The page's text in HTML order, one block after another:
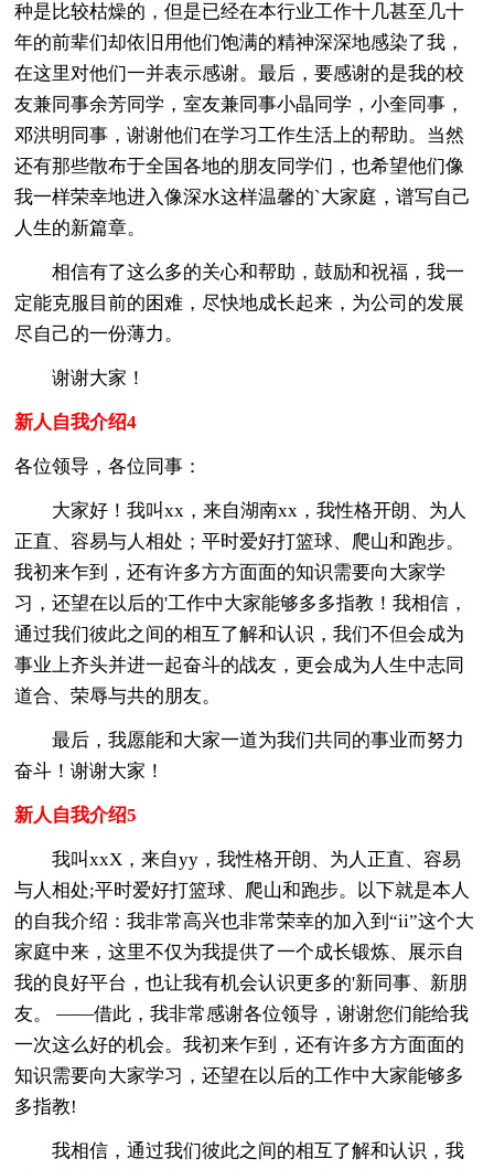
种是比较枯燥的，但是已经在本行业工作十几甚至几十
年的前辈们却依旧用他们饱满的精神深深地感染了我，
在这里对他们一并表示感谢。最后，要感谢的是我的校
友兼同事余芳同学，室友兼同事小晶同学，小奎同事，
邓洪明同事，谢谢他们在学习工作生活上的帮助。当然
还有那些散布于全国各地的朋友同学们，也希望他们像
我一样荣幸地进入像深水这样温馨的`大家庭，谱写自己
人生的新篇章。
相信有了这么多的关心和帮助，鼓励和祝福，我一
定能克服目前的困难，尽快地成长起来，为公司的发展
尽自己的一份薄力。
谢谢大家！
新人自我介绍4
各位领导，各位同事：
大家好！我叫xx，来自湖南xx，我性格开朗、为人
正直、容易与人相处；平时爱好打篮球、爬山和跑步。
我初来乍到，还有许多方方面面的知识需要向大家学
习，还望在以后的'工作中大家能够多多指教！我相信，
通过我们彼此之间的相互了解和认识，我们不但会成为
事业上齐头并进一起奋斗的战友，更会成为人生中志同
道合、荣辱与共的朋友。
最后，我愿能和大家一道为我们共同的事业而努力
奋斗！谢谢大家！
新人自我介绍5
我叫xxX，来自yy，我性格开朗、为人正直、容易
与人相处;平时爱好打篮球、爬山和跑步。以下就是本人
的自我介绍：我非常高兴也非常荣幸的加入到“ii”这个大
家庭中来，这里不仅为我提供了一个成长锻炼、展示自
我的良好平台，也让我有机会认识更多的'新同事、新朋
友。 ——借此，我非常感谢各位领导，谢谢您们能给我
一次这么好的机会。我初来乍到，还有许多方方面面的
知识需要向大家学习，还望在以后的工作中大家能够多
多指教!
我相信，通过我们彼此之间的相互了解和认识，我